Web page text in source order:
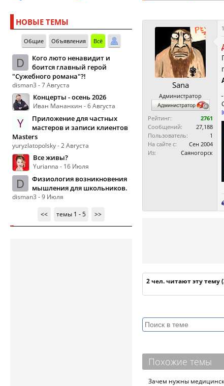
НОВЫЕ ТЕМЫ
Общие Объявления Всё
D
Кого люто ненавидит и
боится главный герой
"Сужебного романа"?!
disman3 - 7 Августа
Концерты - осень 2026
Иван Мананкин - 6 Августа
Y
Приложение для частных
мастеров и записи клиентов
Masters
yuryzlatopolsky - 2 Августа
Все живы?
Yurianna - 16 Июля
D
Физиология возникновения
мышления для школьников.
disman3 - 9 Июля
<<
темы 1 - 5 >>
Sana
Администратор
Рейтинг:
2761
Сообщений:
27,188
Пользователь:
1
На сайте с:
Сен 2004
Из:
Саяногорск
2 чел. читают эту тему
Похожие темы
Зачем нужны